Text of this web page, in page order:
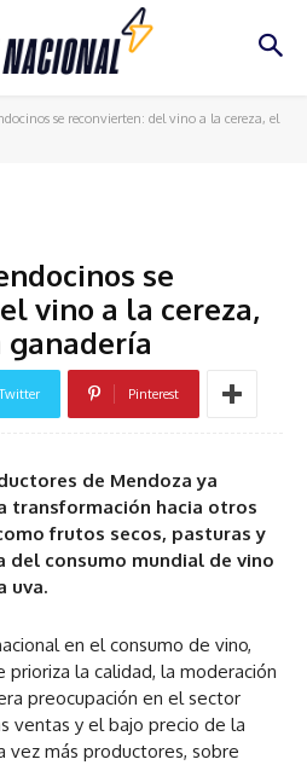
se reconvierten: del vino a la cereza, el
se
vino a la cereza,
Twitter Pinterest
de Mendoza ya
transformación hacia otros
frutos secos, pasturas y
del consumo mundial de vino
uva.
en el consumo de vino,
prioriza la calidad, la moderación
preocupación en el sector
ventas y el bajo precio de la
vez más productores, sobre